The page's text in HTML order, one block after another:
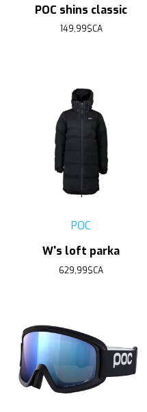
POC shins classic
149,99$CA
POC
W's loft parka
629,99$CA